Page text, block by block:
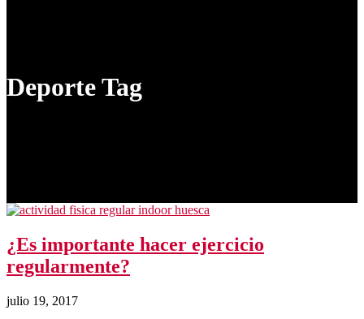
Deporte Tag
¿Es importante hacer ejercicio
regularmente?
julio 19, 2017